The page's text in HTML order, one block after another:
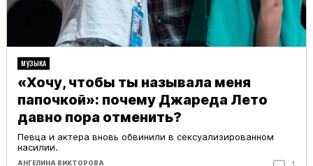
МУЗЫКА
«Хочу, чтобы ты называла меня
папочкой»: почему Джареда Лето
давно пора отменить?
АНГЕЛИНА ВИКТОРОВА
Певца и актера вновь обвинили в сексуализированном
насилии.